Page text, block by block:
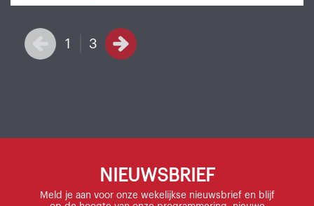
1 3
NIEUWSBRIEF
Meld je aan voor onze wekelijkse nieuwsbrief en blijf